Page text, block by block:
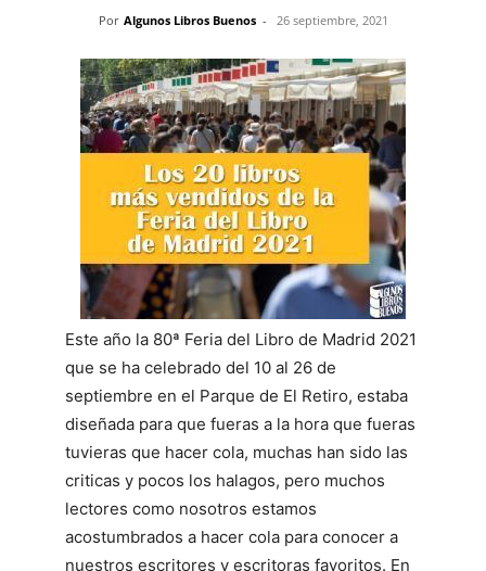
Por Algunos Libros Buenos - 26 septiembre, 2021
Este año la 80ª Feria del Libro de Madrid 2021
que se ha celebrado del 10 al 26 de
septiembre en el Parque de El Retiro, estaba
diseñada para que fueras a la hora que fueras
tuvieras que hacer cola, muchas han sido las
criticas y pocos los halagos, pero muchos
lectores como nosotros estamos
acostumbrados a hacer cola para conocer a
nuestros escritores y escritoras favoritos. En